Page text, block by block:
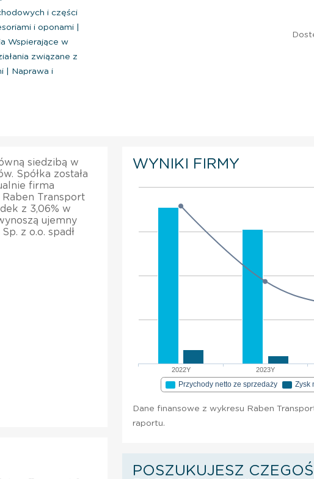
i części
i oponami
Wspierające w
związane z
Naprawa i
siedzibą w
Spółka została
firma
Raben Transport
z 3,06% w
ujemny
z o.o. spadł
WYNIKI FIRMY
2022Y 2023Y
Przychody netto ze sprzedaży Zysk
Dane finansowe z wykresu Raben
raportu.
POSZUKUJESZ